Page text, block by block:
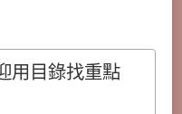
用目錄找重點